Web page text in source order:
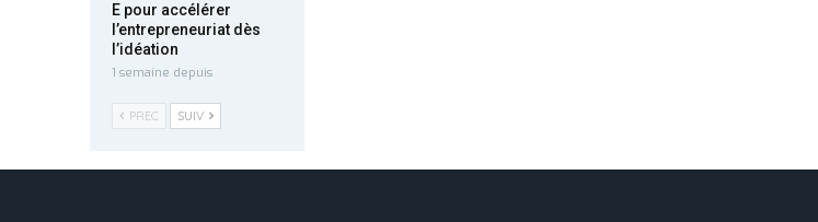
E pour accélérer
l’entrepreneuriat dès
l’idéation
1 semaine depuis
PREC SUIV